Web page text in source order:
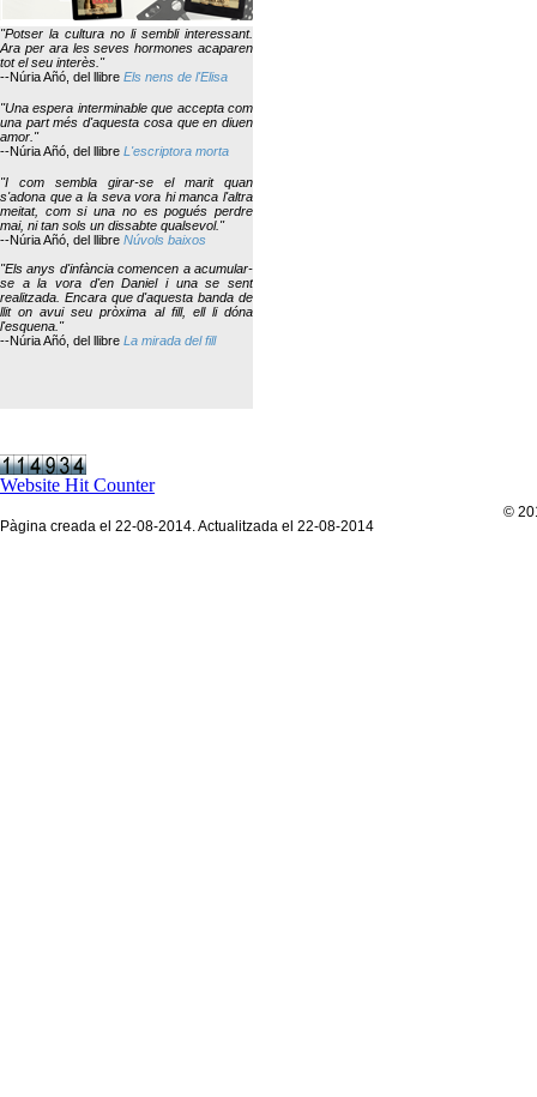
©
Pàgina creada el 22-08-2014. Actualitzada el 22-08-2014
Website Hit Counter
"Potser la cultura no li sembli interessant.
Ara per ara les seves hormones acaparen
tot el seu interès."
--Núria Añó, del llibre Els nens de l'Elisa
"Una espera interminable que accepta com
una part més d'aquesta cosa que en diuen
amor."
--Núria Añó, del llibre L'escriptora morta
"I com sembla girar-se el marit quan
s'adona que a la seva vora hi manca l'altra
meitat, com si una no es pogués perdre
mai, ni tan sols un dissabte qualsevol."
--Núria Añó, del llibre Núvols baixos
"Els anys d'infància comencen a acumular-
se a la vora d'en Daniel i una se sent
realitzada. Encara que d'aquesta banda de
llit on avui seu pròxima al fill, ell li dóna
l'esquena."
--Núria Añó, del llibre La mirada del fill